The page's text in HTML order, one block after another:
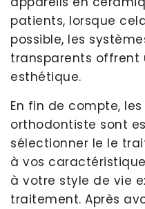
patients, lorsque
possible, les
transparents offrent
esthétique.
En fin de compte,
orthodontiste sont
sélectionner le le
à vos
à votre style de vie
traitement. Après